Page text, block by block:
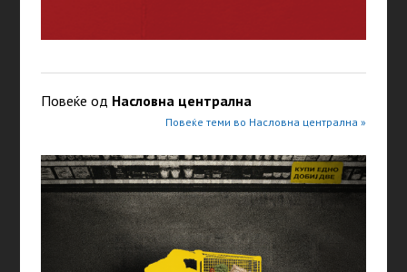
Повеќе од Насловна централна
Повеќе теми во Насловна централна »